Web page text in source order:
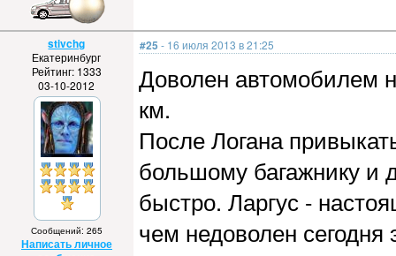
stivchg
Екатеринбург
Рейтинг: 1333
03-10-2012
Сообщений: 265
Написать личное
#25 - 16 июля 2013 в 21:25
Доволен автомобилем
км.
После Логана
большому багажнику и
быстро. Ларгус -
чем недоволен